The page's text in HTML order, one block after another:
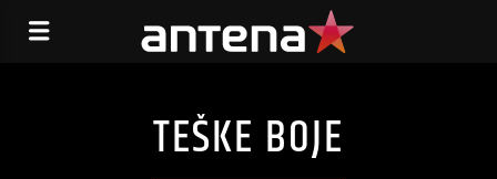
TEŠKE BOJE